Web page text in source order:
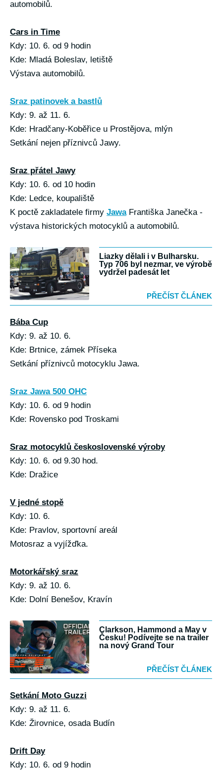
automobilů.
Cars in Time
Kdy: 10. 6. od 9 hodin
Kde: Mladá Boleslav, letiště
Výstava automobilů.
Sraz patinovek a bastlů
Kdy: 9. až 11. 6.
Kde: Hradčany-Koběřice u Prostějova, mlýn
Setkání nejen příznivců Jawy.
Sraz přátel Jawy
Kdy: 10. 6. od 10 hodin
Kde: Ledce, koupaliště
K poctě zakladatele firmy JawaFrantiška Janečka -
výstava historických motocyklů a automobilů.
Liazky dělali i v Bulharsku.
Typ 706 byl nezmar, ve výrobě
vydržel padesát let
PŘEČÍST ČLÁNEK
Bába Cup
Kdy: 9. až 10. 6.
Kde: Brtnice, zámek Příseka
Setkání příznivců motocyklu Jawa.
Sraz Jawa 500 OHC
Kdy: 10. 6. od 9 hodin
Kde: Rovensko pod Troskami
Sraz motocyklů československé výroby
Kdy: 10. 6. od 9.30 hod.
Kde: Dražice
V jedné stopě
Kdy: 10. 6.
Kde: Pravlov, sportovní areál
Motosraz a vyjížďka.
Motorkářský sraz
Kdy: 9. až 10. 6.
Kde: Dolní Benešov, Kravín
Clarkson, Hammond a May v
Česku! Podívejte se na trailer
na nový Grand Tour
PŘEČÍST ČLÁNEK
Setkání Moto Guzzi
Kdy: 9. až 11. 6.
Kde: Žirovnice, osada Budín
Drift Day
Kdy: 10. 6. od 9 hodin